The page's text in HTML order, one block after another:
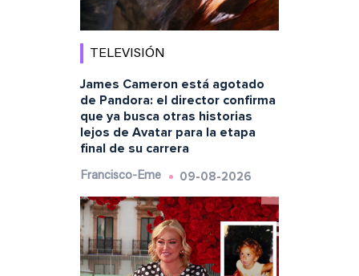
TELEVISIÓN
James Cameron está agotado
de Pandora: el director confirma
que ya busca otras historias
lejos de Avatar para la etapa
final de su carrera
Francisco-Eme 09-08-2026